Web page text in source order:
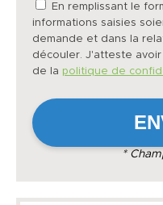
En remplissant le
informations saisies
demande et dans la
découler. J'atteste
de la politique de
*